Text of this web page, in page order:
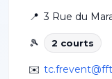
📍 3 Rue du
🎾 2 courts
✉️